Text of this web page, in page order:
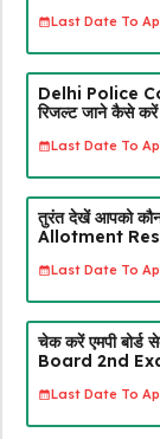
Last Date To
Delhi Police
रिजल्ट जाने कैसे
Last Date To
तुरंत देखें आपको
Allotment
Last Date To
चेक करें एमपी
Board 2nd
Last Date To